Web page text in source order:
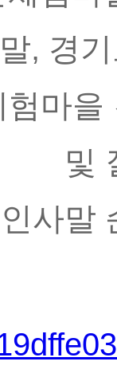
, 경
마
및
사말